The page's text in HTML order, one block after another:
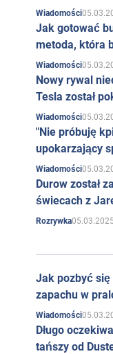
Wiadomości
Jak gotować
metoda, która
Wiadomości
Nowy rywal
Tesla został
Wiadomości
"Nie próbuję
upokarzający
Wiadomości
Durow został
świecach z
Rozrywka
Jak pozbyć
zapachu w
Wiadomości
Długo
tańszy od